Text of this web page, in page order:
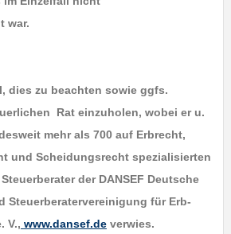
war.
dies zu beachten sowie ggfs.
Rat einzuholen, wobei er u.
mehr als 700 auf Erbrecht,
und Scheidungsrecht spezialisierten
der DANSEF Deutsche
Steuerberatervereinigung für Erb-
V., www.dansef.deverwies.